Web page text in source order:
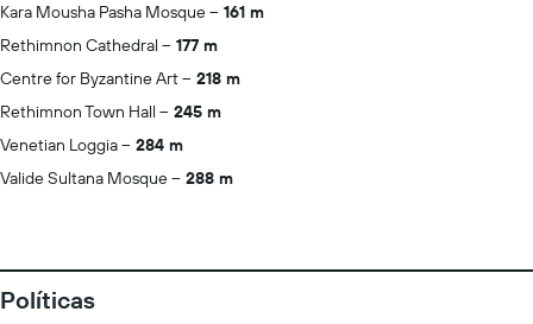
Kara Mousha Pasha Mosque
161 m
Rethimnon Cathedral
177 m
Centre for Byzantine Art
218 m
Rethimnon Town Hall
245 m
Venetian Loggia
284 m
Valide Sultana Mosque
288 m
Políticas